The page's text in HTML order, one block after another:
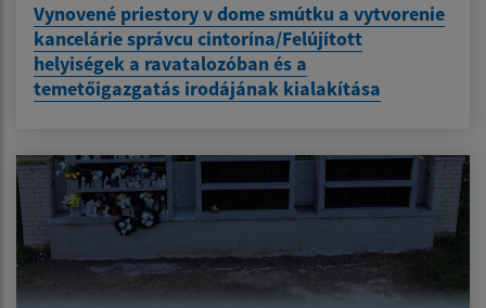
Vynovené priestory v dome smútku a vytvorenie
kancelárie správcu cintorína/Felújított
helyiségek a ravatalozóban és a
temetőigazgatás irodájának kialakítása